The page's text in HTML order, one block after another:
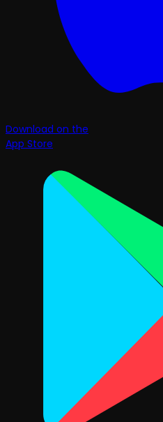
Download on the
App Store